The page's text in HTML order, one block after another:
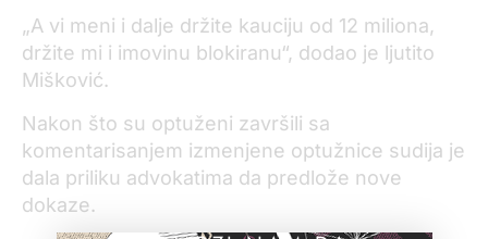
„A vi meni i dalje držite kauciju od 12 miliona,
držite mi i imovinu blokiranu“, dodao je ljutito
Mišković.
Nakon što su optuženi završili sa
komentarisanjem izmenjene optužnice sudija je
dala priliku advokatima da predlože nove
dokaze.